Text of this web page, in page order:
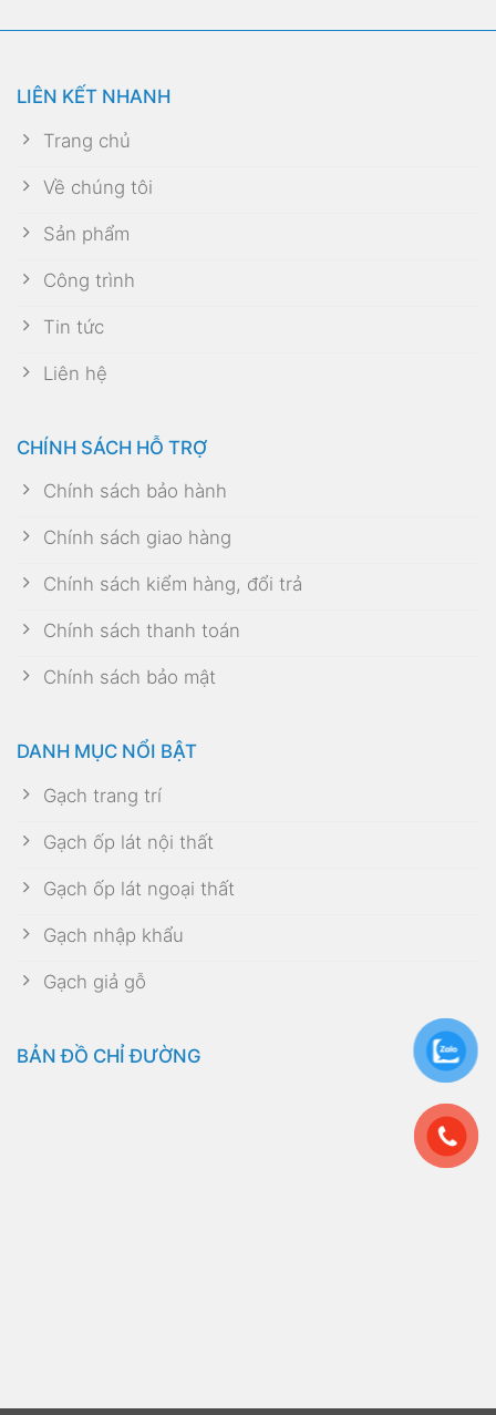
LIÊN KẾT NHANH
Trang chủ
Về chúng tôi
Sản phẩm
Công trình
Tin tức
Liên hệ
CHÍNH SÁCH HỖ TRỢ
Chính sách bảo hành
Chính sách giao hàng
Chính sách kiểm hàng, đổi trả
Chính sách thanh toán
Chính sách bảo mật
DANH MỤC NỔI BẬT
Gạch trang trí
Gạch ốp lát nội thất
Gạch ốp lát ngoại thất
Gạch nhập khẩu
Gạch giả gỗ
BẢN ĐỒ CHỈ ĐƯỜNG